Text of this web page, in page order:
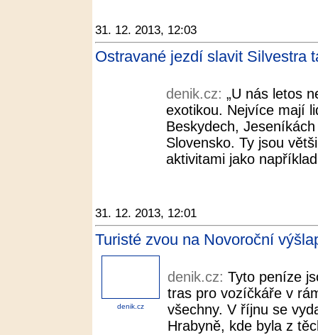
31. 12. 2013, 12:03
Ostravané jezdí slavit Silvestra
denik.cz: „U nás letos
exotikou. Nejvíce mají
Beskydech,
Slovensko. Ty jsou
aktivitami jako
31. 12. 2013, 12:01
Turisté zvou na Novoroční
denik.cz
denik.cz: Tyto peníze
tras pro vozíčkáře v
všechny. V říjnu se
Hrabyně, kde byla z